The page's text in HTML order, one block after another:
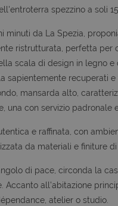
spezzino a soli
minuti da La Spezia,
ristrutturata, perfetta
scala di design in legno e
sapientemente recuperati
mansarda alto,
una con servizio padronale
e raffinata, con
da materiali e finiture di
di pace, circonda la
Accanto all'abitazione
atelier o studio.